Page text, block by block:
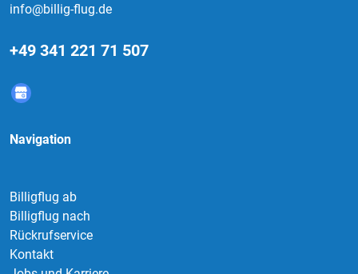
info@billig-flug.de
+49 341 221 71 507
Navigation
Billigflug ab
Billigflug nach
Rückrufservice
Kontakt